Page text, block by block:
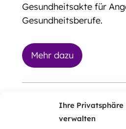
Ihre Privatsphäre
verwalten
Gesundheitsakte für
Gesundheitsberufe.
Mehr dazu